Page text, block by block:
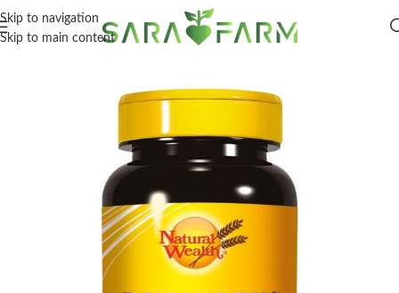
Skip to navigation
Skip to main content